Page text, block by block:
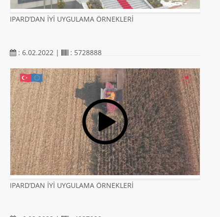
IPARD’DAN İYİ UYGULAMA ÖRNEKLERİ
: 6.02.2022 | : 5728888
IPARD’DAN İYİ UYGULAMA ÖRNEKLERİ